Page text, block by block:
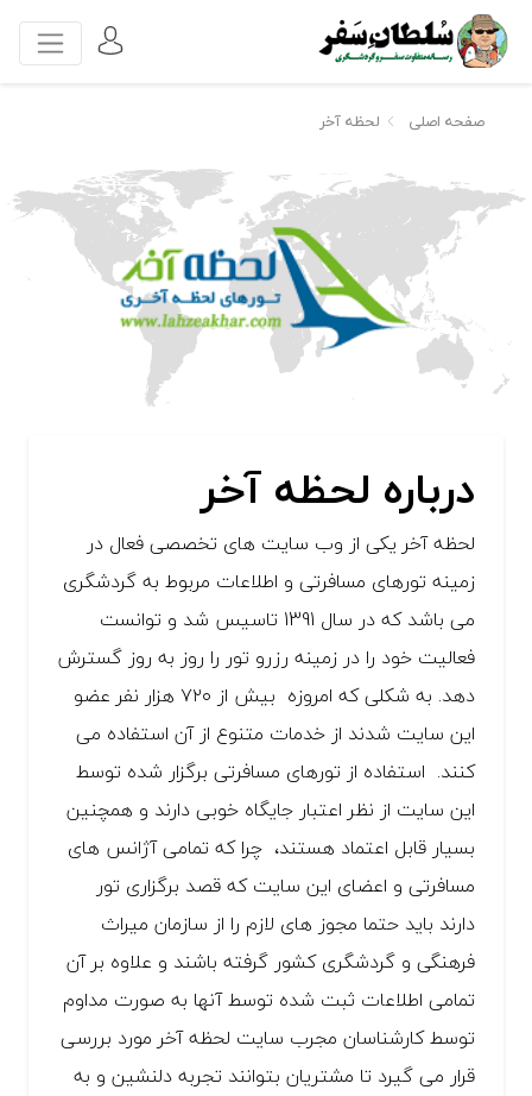
صفحه اصلی لحظه آخر
درباره لحظه آخر
لحظه آخر یکی از وب سایت های تخصصی فعال در
زمینه تورهای مسافرتی و اطلاعات مربوط به گردشگری
می باشد که در سال 1391 تاسیس شد و توانست
فعالیت خود را در زمینه رزرو تور را روز به روز گسترش
دهد. به شکلی که امروزه بیش از ۷۲۰ هزار نفر عضو
این سایت شدند از خدمات متنوع از آن استفاده می
کنند. استفاده از تورهای مسافرتی برگزار شده توسط
این سایت از نظر اعتبار جایگاه خوبی دارند و همچنین
بسیار قابل اعتماد هستند، چرا که تمامی آژانس های
مسافرتی و اعضای این سایت که قصد برگزاری تور
دارند باید حتما مجوز های لازم را از سازمان میراث
فرهنگی و گردشگری کشور گرفته باشند و علاوه بر آن
تمامی اطلاعات ثبت شده توسط آنها به صورت مداوم
توسط کارشناسان مجرب سایت لحظه آخر مورد بررسی
قرار می گیرد تا مشتریان بتوانند تجربه دلنشین و به